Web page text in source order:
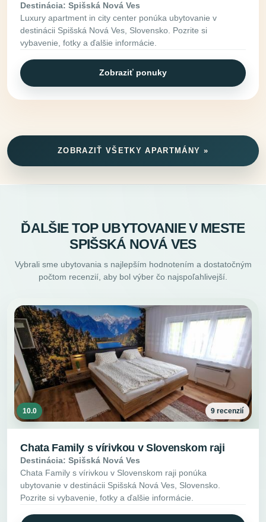
Destinácia: Spišská Nová Ves
Luxury apartment in city center ponúka ubytovanie v
destinácii Spišská Nová Ves, Slovensko. Pozrite si
vybavenie, fotky a ďalšie informácie.
Zobraziť ponuky
ZOBRAZIŤ VŠETKY APARTMÁNY »
ĎALŠIE TOP UBYTOVANIE V MESTE
SPIŠSKÁ NOVÁ VES
Vybrali sme ubytovania s najlepším hodnotením a dostatočným
počtom recenzií, aby bol výber čo najspoľahlivejší.
10.0 9 recenzií
Chata Family s vírivkou v Slovenskom raji
Destinácia: Spišská Nová Ves
Chata Family s vírivkou v Slovenskom raji ponúka
ubytovanie v destinácii Spišská Nová Ves, Slovensko.
Pozrite si vybavenie, fotky a ďalšie informácie.